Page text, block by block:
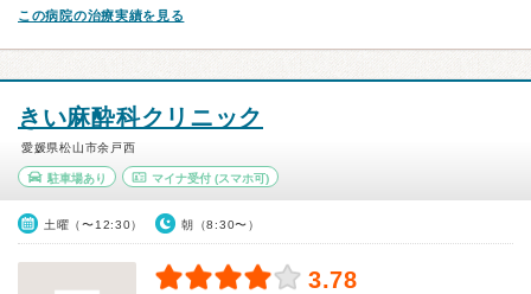
この病院の治療実績を見る
きい麻酔科クリニック
愛媛県松山市余戸西
駐車場あり マイナ受付(スマホ可)
土曜（〜12:30） 朝（8:30〜）
3.78